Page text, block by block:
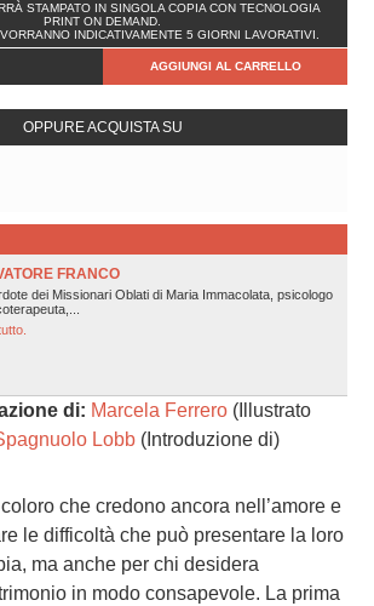
STAMPATO IN SINGOLA COPIA CON TECNOLOGIA
PRINT ON DEMAND.
INDICATIVAMENTE 5 GIORNI LAVORATIVI.
AGGIUNGI AL CARRELLO
OPPURE ACQUISTA SU
FRANCO
dei Missionari Oblati di Maria Immacolata, psicologo
di: Marcela Ferrero(Illustrato
Lobb(Introduzione di)
che credono ancora nell’amore e
le difficoltà che può presentare la loro
ma anche per chi desidera
in modo consapevole. La prima